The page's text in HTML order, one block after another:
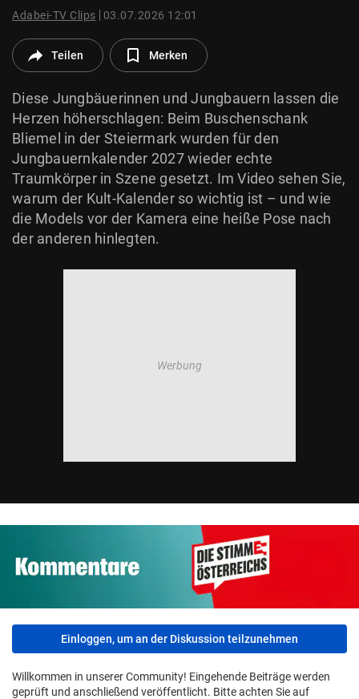
© Krone Multimedia GmbH & Co KG 2026
Adabei-TV Clips 03.07.2026 12:01
Teilen Merken
Diese Jungbäuerinnen und Jungbauern lassen die
Herzen höherschlagen: Beim Buschenschank
Bliemel in der Steiermark wurden für den
Jungbauernkalender 2027 wieder echte
Traumkörper in Szene gesetzt. Im Video sehen Sie,
warum der Kult‑Kalender so wichtig ist – und wie
die Models vor der Kamera eine heiße Pose nach
der anderen hinlegten.
Einloggen, um an der Diskussion teilzunehmen
Willkommen in unserer Community! Eingehende Beiträge werden
geprüft und anschließend veröffentlicht. Bitte achten Sie auf